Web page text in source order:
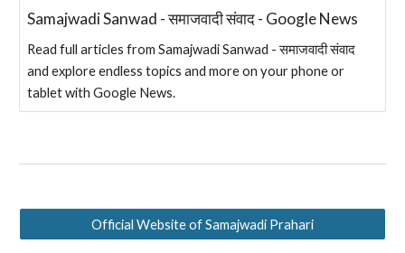
Samajwadi Sanwad - समाजवादी संवाद - Google News
Read full articles from Samajwadi Sanwad - समाजवादी संवाद
and explore endless topics and more on your phone or
tablet with Google News.
Official Website of Samajwadi Prahari